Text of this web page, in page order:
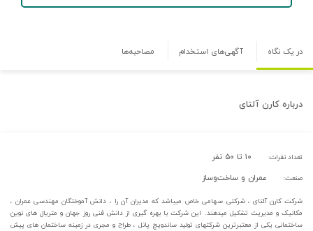
در یک نگاه آگهی‌های استخدام مصاحبه‌ها
درباره کارن آلتای
تعداد نفرات: ۱۰ تا ۵۰ نفر
صنعت: عمران و ساخت‌وساز
شرکت کارن آلتای ، شرکتی سهامی خاص میباشد که مدیران آن را ، دانش آموختگان مهندسی عمران ،
مکانیک و مدیریت تشکیل میدهند. این شرکت با بهره گیری از دانش فنی روز جهان و متریال های نوین
ساختمانی یکی از معتبرترین شرکتهای تولید ساندویچ پانل ، طراح و مجری در زمینه ساختمان های پیش